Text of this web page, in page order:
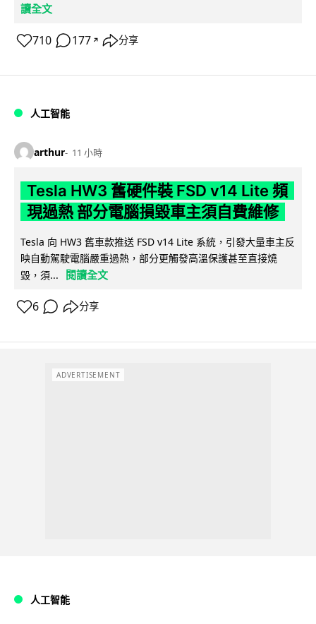
讀全文
710 177 ↗ 分享
人工智能
arthur 11 小時
Tesla HW3 舊硬件裝 FSD v14 Lite 頻
現過熱 部分電腦損毀車主須自費維修
Tesla 向 HW3 舊車款推送 FSD v14 Lite 系統，引發大量車主反
映自動駕駛電腦嚴重過熱，部分更觸發高溫保護甚至直接燒
毀，須...
閱讀全文
6 分享
ADVERTISEMENT
人工智能